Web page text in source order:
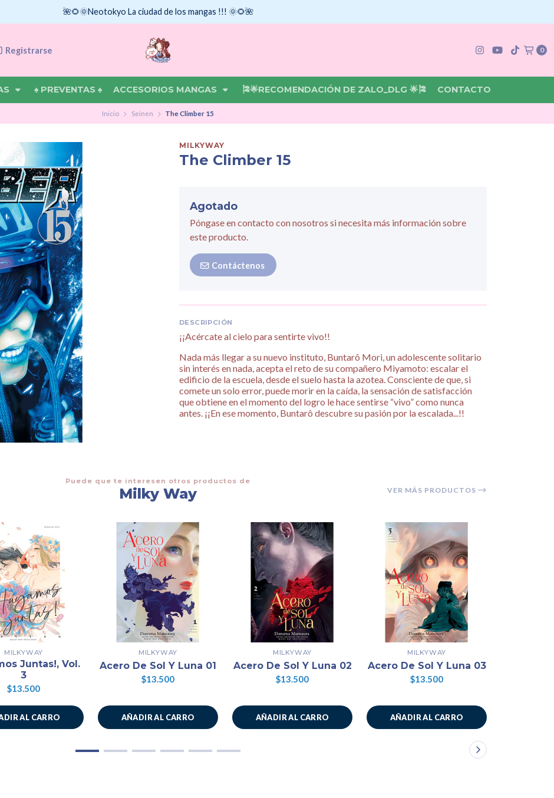
Registrarse 0
♠ PREVENTAS ♠ ACCESORIOS MANGAS 🎏🌟RECOMENDACIÓN DE ZALO_DLG 🌟🎏 CONTACTO
🌺🌻🌞Neotokyo La ciudad de los mangas !!! 🌞🌻🌺
Inicio Seinen The Climber 15
MILKYWAY
The Climber 15
Agotado
Póngase en contacto con nosotros si necesita más información sobre
este producto.
Contáctenos
DESCRIPCIÓN
¡¡Acércate al cielo para sentirte vivo!!
Nada más llegar a su nuevo instituto, Buntarô Mori, un adolescente solitario
sin interés en nada, acepta el reto de su compañero Miyamoto: escalar el
edificio de la escuela, desde el suelo hasta la azotea. Consciente de que, si
comete un solo error, puede morir en la caída, la sensación de satisfacción
que obtiene en el momento del logro le hace sentirse “vivo” como nunca
antes. ¡¡En ese momento, Buntarô descubre su pasión por la escalada...!!
Puede que te interesen otros productos de
Milky Way VER MÁS PRODUCTOS
MILKYWAY
Juntas!, Vol.
3
$13.500
AL CARRO
MILKYWAY
Acero De Sol Y Luna 01
$13.500
AÑADIR AL CARRO
MILKYWAY
Acero De Sol Y Luna 02
$13.500
AÑADIR AL CARRO
MILKYWAY
Acero De Sol Y Luna 03
$13.500
AÑADIR AL CARRO